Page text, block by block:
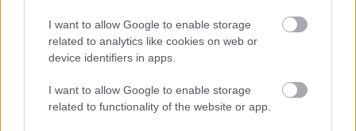
I want to allow Google to enable storage
related to analytics like cookies on web or
device identifiers in apps.
I want to allow Google to enable storage
related to functionality of the website or app.
Kapcsolódó hírek